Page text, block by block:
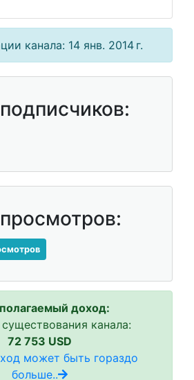
канала: 14 янв. 2014 г.
доход:
канала:
72 753 USD
может быть гораздо
больше..